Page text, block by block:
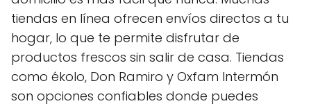
tiendas en línea ofrecen envíos directos a tu
hogar, lo que te permite disfrutar de
productos frescos sin salir de casa. Tiendas
como ékolo, Don Ramiro y Oxfam Intermón
son opciones confiables donde puedes